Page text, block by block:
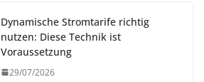
Dynamische Stromtarife richtig
nutzen: Diese Technik ist
Voraussetzung
29/07/2026